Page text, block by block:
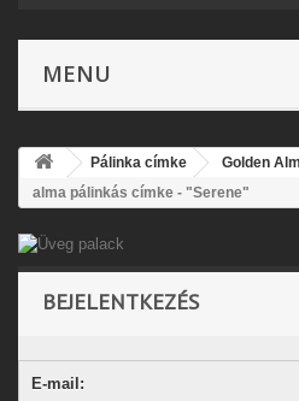
MENU
Pálinka címke Golden
alma pálinkás címke - "Serene"
BEJELENTKEZÉS
E-mail: